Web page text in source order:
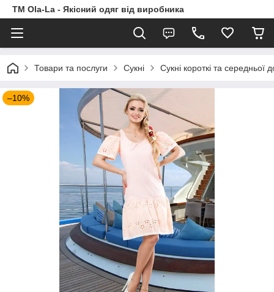
TM Ola-La - Якісний одяг від виробника
Товари та послуги Сукні Сукні короткі та середньої
–10%